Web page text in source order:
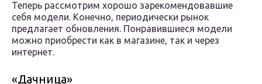
Теперь рассмотрим хорошо зарекомендовавшие
себя модели. Конечно, периодически рынок
предлагает обновления. Понравившиеся модели
можно приобрести как в магазине, так и через
интернет.
«Дачница»